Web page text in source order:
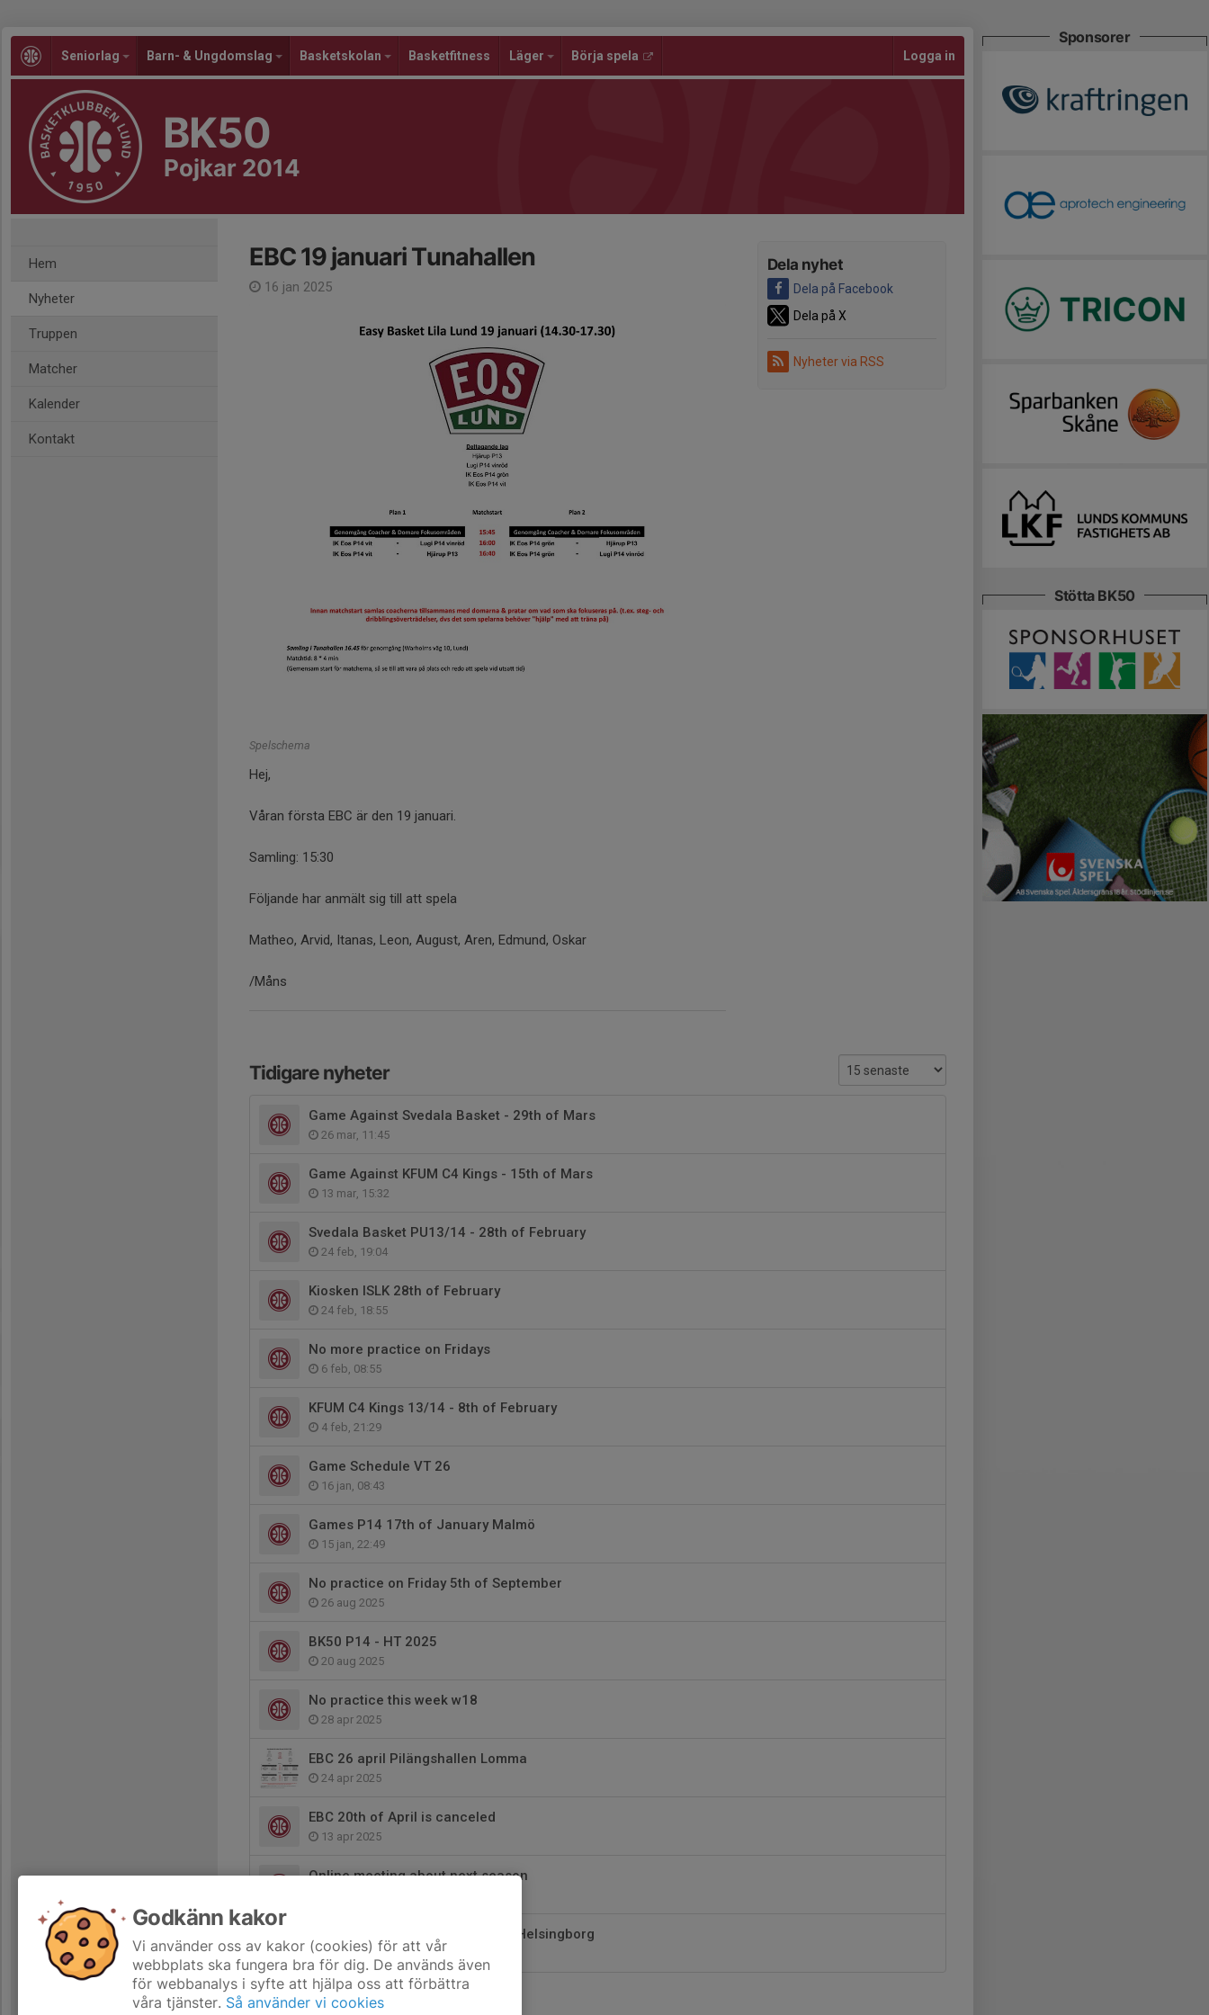
Seniorlag Barn- & Ungdomslag Basketskolan Basketfitness Läger Börja spela Logga in
BK50
Pojkar 2014
Hem
Nyheter
Truppen
Matcher
Kalender
Kontakt
Dela nyhet
Dela på Facebook
Dela på X
Nyheter via RSS
EBC 19 januari Tunahallen
16 jan 2025
Spelschema
Hej,
Våran första EBC är den 19 januari.
Samling: 15:30
Följande har anmält sig till att spela
Matheo, Arvid, Itanas, Leon, August, Aren, Edmund, Oskar
/Måns
Tidigare nyheter
Game Against Svedala Basket - 29th of Mars
26 mar, 11:45
Game Against KFUM C4 Kings - 15th of Mars
13 mar, 15:32
Svedala Basket PU13/14 - 28th of February
24 feb, 19:04
Kiosken ISLK 28th of February
24 feb, 18:55
No more practice on Fridays
6 feb, 08:55
KFUM C4 Kings 13/14 - 8th of February
4 feb, 21:29
Game Schedule VT 26
16 jan, 08:43
Games P14 17th of January Malmö
15 jan, 22:49
No practice on Friday 5th of September
26 aug 2025
BK50 P14 - HT 2025
20 aug 2025
No practice this week w18
28 apr 2025
EBC 26 april Pilängshallen Lomma
24 apr 2025
EBC 20th of April is canceled
13 apr 2025
Online meeting about next season
EBC 5 april Rydebäck Sportshall Helsingborg
2 apr 2025
Sponsorer
Stötta BK50
Godkänn kakor
Vi använder oss av kakor (cookies) för att vår
webbplats ska fungera bra för dig. De används även
för webbanalys i syfte att hjälpa oss att förbättra
våra tjänster. Så använder vi cookies